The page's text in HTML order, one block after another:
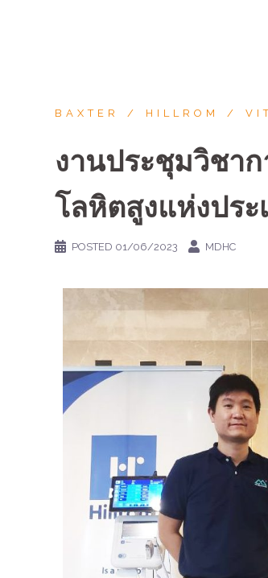
BAXTER HILLROM
งานประชุมวิชา
โลหิตสูงแห่งประ
POSTED 01/06/2023 MDHC